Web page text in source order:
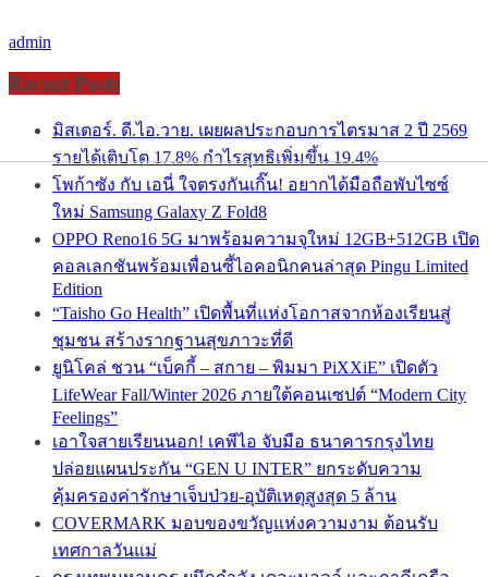
admin
Recent Posts
มิสเตอร์. ดี.ไอ.วาย. เผยผลประกอบการไตรมาส 2 ปี 2569
รายได้เติบโต 17.8% กำไรสุทธิเพิ่มขึ้น 19.4%
โพก้าซัง กับ เอนี่ ใจตรงกันเกิ๊น! อยากได้มือถือพับไซซ์
ใหม่ Samsung Galaxy Z Fold8
OPPO Reno16 5G มาพร้อมความจุใหม่ 12GB+512GB เปิด
คอลเลกชันพร้อมเพื่อนซี้ไอคอนิกคนล่าสุด Pingu Limited
Edition
“Taisho Go Health” เปิดพื้นที่แห่งโอกาสจากห้องเรียนสู่
ชุมชน สร้างรากฐานสุขภาวะที่ดี
ยูนิโคล่ ชวน “เบ็คกี้ – สกาย – พิมมา PiXXiE” เปิดตัว
LifeWear Fall/Winter 2026 ภายใต้คอนเซปต์ “Modern City
Feelings”
เอาใจสายเรียนนอก! เคพีไอ จับมือ ธนาคารกรุงไทย
ปล่อยแผนประกัน “GEN U INTER” ยกระดับความ
คุ้มครองค่ารักษาเจ็บป่วย-อุบัติเหตุสูงสุด 5 ล้าน
COVERMARK มอบของขวัญแห่งความงาม ต้อนรับ
เทศกาลวันแม่